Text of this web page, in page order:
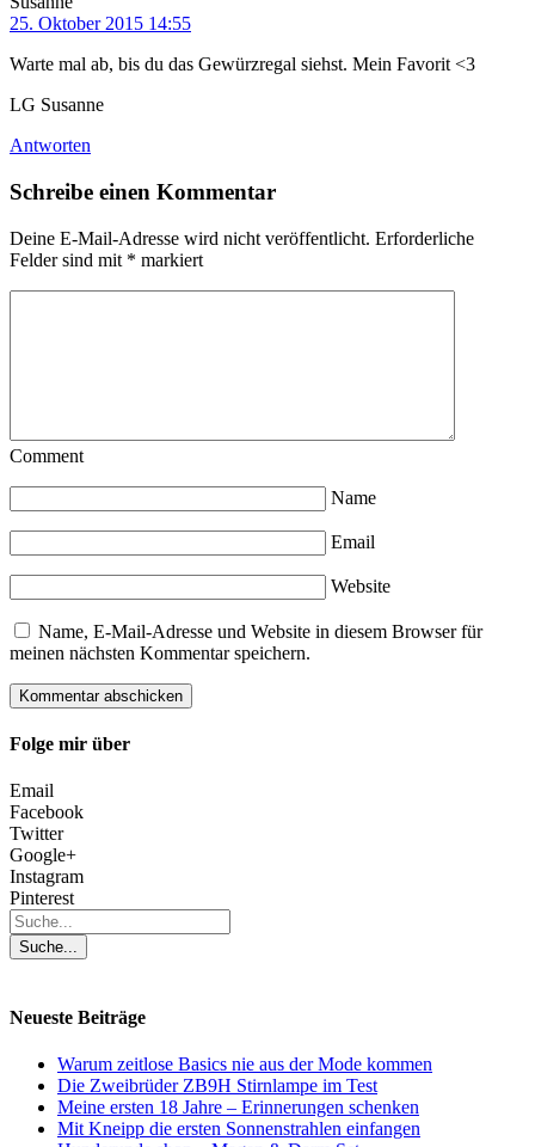
25. Oktober 2015 14:55
Warte mal ab, bis du das Gewürzregal siehst. Mein Favorit <3
LG Susanne
Antworten
Schreibe einen Kommentar
Deine E-Mail-Adresse wird nicht veröffentlicht. Erforderliche
Felder sind mit * markiert
Comment
Name
Email
Website
Name, E-Mail-Adresse und Website in diesem Browser für
meinen nächsten Kommentar speichern.
Folge mir über
Email
Facebook
Twitter
Google+
Instagram
Pinterest
Neueste Beiträge
Warum zeitlose Basics nie aus der Mode kommen
Die Zweibrüder ZB9H Stirnlampe im Test
Meine ersten 18 Jahre – Erinnerungen schenken
Mit Kneipp die ersten Sonnenstrahlen einfangen